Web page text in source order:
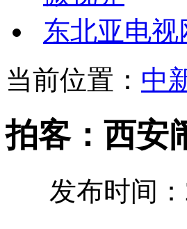
东北亚电视
当前位置： 中
拍客：西安
发布时间